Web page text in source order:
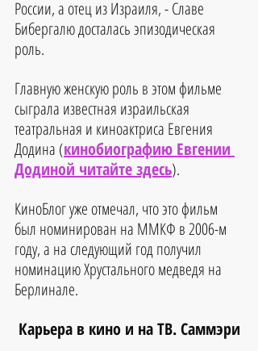
России, а отец из Израиля, - Славе
Бибергалю досталась эпизодическая
роль.
Главную женскую роль в этом фильме
сыграла известная израильская
театральная и киноактриса Евгения
Додина (кинобиографию Евгении
Додиной читайте здесь).
КиноБлог уже отмечал, что это фильм
был номинирован на ММКФ в 2006-м
году, а на следующий год получил
номинацию Хрустального медведя на
Берлинале.
Карьера в кино и на ТВ. Саммэри